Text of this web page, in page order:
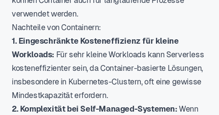
verwendet werden.
Nachteile von Containern:
1. Eingeschränkte Kosteneffizienz für kleine
Workloads: Für sehr kleine Workloads kann Serverless
kosteneffizienter sein, da Container-basierte Lösungen,
insbesondere in Kubernetes-Clustern, oft eine gewisse
Mindestkapazität erfordern.
2. Komplexität bei Self-Managed-Systemen: Wenn